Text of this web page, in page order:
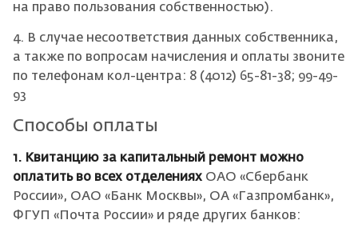
на право пользования собственностью).
4. В случае несоответствия данных собственника,
а также по вопросам начисления и оплаты звоните
по телефонам кол-центра: 8 (4012) 65-81-38; 99-49-
93
Способы оплаты
1. Квитанцию за капитальный ремонт можно
оплатить во всех отделениях ОАО «Сбербанк
России», ОАО «Банк Москвы», ОА «Газпромбанк»,
ФГУП «Почта России» и ряде других банков: